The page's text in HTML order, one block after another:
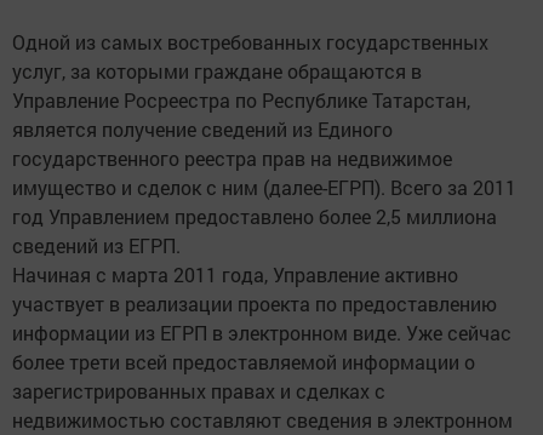
Одной из самых востребованных государственных
услуг, за которыми граждане обращаются в
Управление Росреестра по Республике Татарстан,
является получение сведений из Единого
государственного реестра прав на недвижимое
имущество и сделок с ним (далее-ЕГРП). Всего за 2011
год Управлением предоставлено более 2,5 миллиона
сведений из ЕГРП.
Начиная с марта 2011 года, Управление активно
участвует в реализации проекта по предоставлению
информации из ЕГРП в электронном виде. Уже сейчас
более трети всей предоставляемой информации о
зарегистрированных правах и сделках с
недвижимостью составляют сведения в электронном